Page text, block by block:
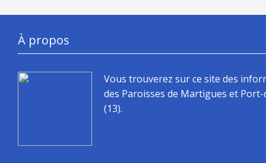
À propos
Vous trouverez sur ce site des
des Paroisses de Martigues et
(13).